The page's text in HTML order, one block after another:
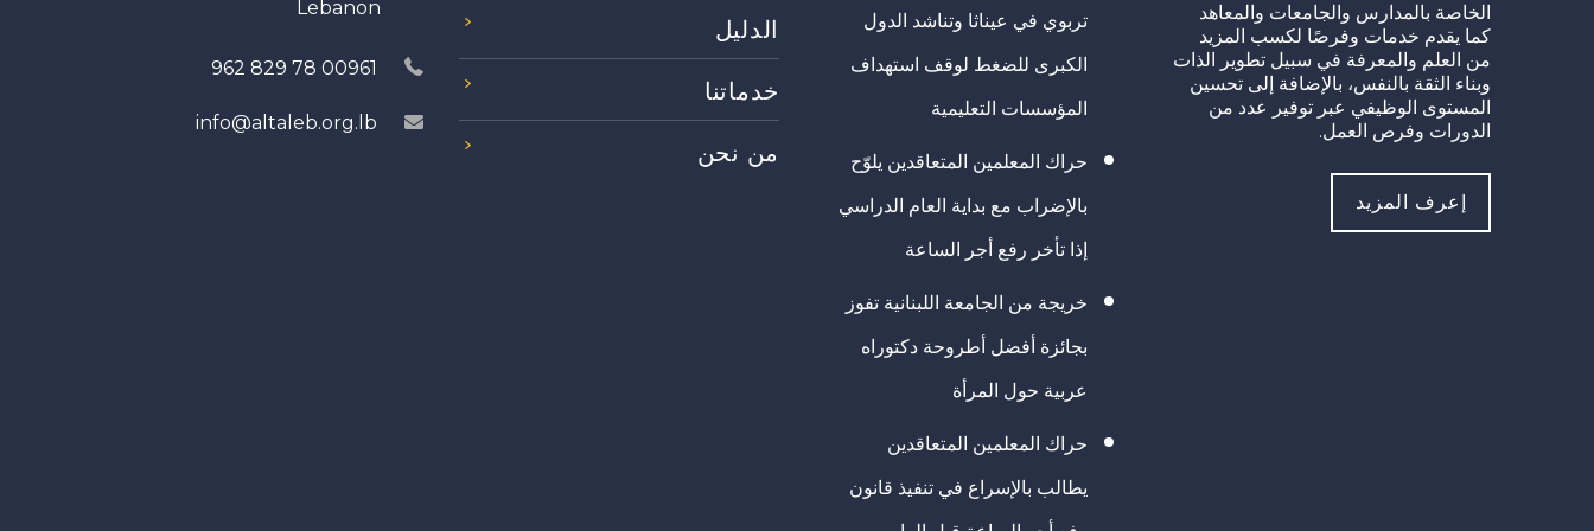
الخاصة بالمدارس والجامعات والمعاهد
كما يقدم خدمات وفرصًا لكسب المزيد
من العلم والمعرفة في سبيل تطوير الذات
وبناء الثقة بالنفس، بالإضافة إلى تحسين
المستوى الوظيفي عبر توفير عدد من
الدورات وفرص العمل.
إعرف المزيد
تربوي في عيناثا وتناشد الدول
الكبرى للضغط لوقف استهداف
المؤسسات التعليمية
حراك المعلمين المتعاقدين يلوّح
بالإضراب مع بداية العام الدراسي
إذا تأخر رفع أجر الساعة
خريجة من الجامعة اللبنانية تفوز
بجائزة أفضل أطروحة دكتوراه
عربية حول المرأة
حراك المعلمين المتعاقدين
يطالب بالإسراع في تنفيذ قانون
الدليل
خدماتنا
من نحن
Lebanon
00961 78 829 962
info@altaleb.org.lb